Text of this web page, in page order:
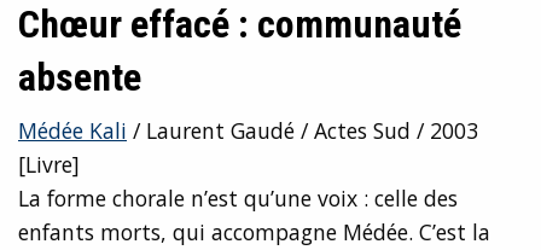
Chœur effacé : communauté
absente
Médée Kali / Laurent Gaudé / Actes Sud / 2003
[Livre]
La forme chorale n’est qu’une voix : celle des
enfants morts, qui accompagne Médée. C’est la